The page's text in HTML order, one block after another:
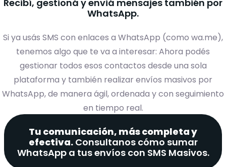
Recibí, gestioná y enviá mensajes también por
WhatsApp.
Si ya usás SMS con enlaces a WhatsApp (como wa.me),
tenemos algo que te va a interesar: Ahora podés
gestionar todos esos contactos desde una sola
plataforma y también realizar envíos masivos por
WhatsApp, de manera ágil, ordenada y con seguimiento
en tiempo real.
Tu comunicación, más completa y
efectiva. Consultanos cómo sumar
WhatsApp a tus envíos con SMS Masivos.